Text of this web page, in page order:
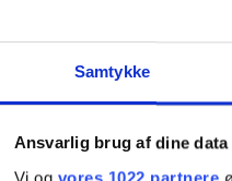
Samtykke
Ansvarlig brug af dine data
Vi og vores 1022 partnere